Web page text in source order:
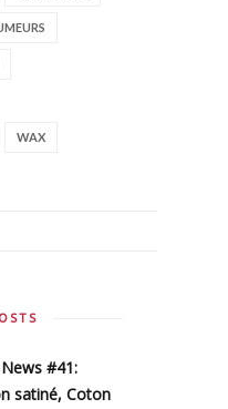
WAX
#41:
satiné, Coton